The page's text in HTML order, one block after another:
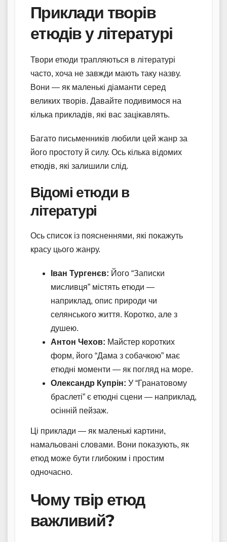
Приклади творів
етюдів у літературі
Твори етюди трапляються в літературі
часто, хоча не завжди мають таку назву.
Вони — як маленькі діаманти серед
великих творів. Давайте подивимося на
кілька прикладів, які вас зацікавлять.
Багато письменників любили цей жанр за
його простоту й силу. Ось кілька відомих
етюдів, які залишили слід.
Відомі етюди в
літературі
Ось список із поясненнями, які покажуть
красу цього жанру.
Іван Тургенєв: Його “Записки
мисливця” містять етюди —
наприклад, опис природи чи
селянського життя. Коротко, але з
душею.
Антон Чехов: Майстер коротких
форм, його “Дама з собачкою” має
етюдні моменти — як погляд на море.
Олександр Купрін: У “Гранатовому
браслеті” є етюдні сцени — наприклад,
осінній пейзаж.
Ці приклади — як маленькі картини,
намальовані словами. Вони показують, як
етюд може бути глибоким і простим
одночасно.
Чому твір етюд
важливий?